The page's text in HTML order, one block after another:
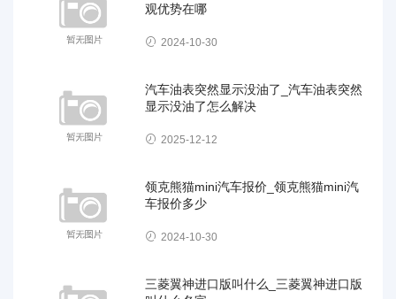
观优势在哪
2024-10-30
汽车油表突然显示没油了_汽车油表突然
显示没油了怎么解决
2025-12-12
领克熊猫mini汽车报价_领克熊猫mini汽
车报价多少
2024-10-30
三菱翼神进口版叫什么_三菱翼神进口版